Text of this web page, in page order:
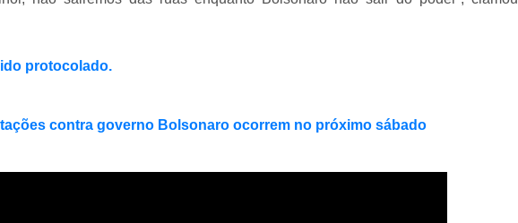
protocolado.
contra governo Bolsonaro ocorrem no próximo sábado